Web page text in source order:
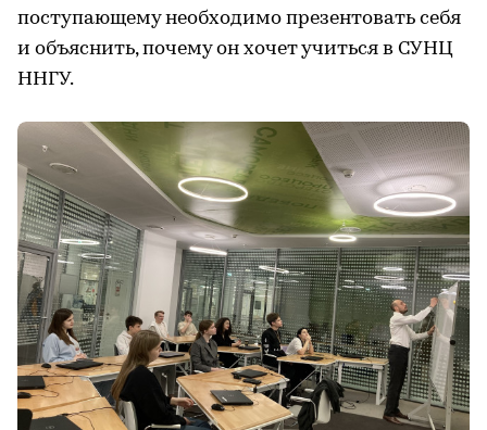
поступающему необходимо презентовать себя
и объяснить, почему он хочет учиться в СУНЦ
ННГУ.